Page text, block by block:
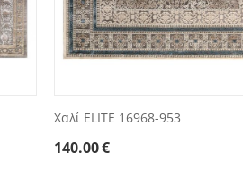
Χαλί ELITE 16968-953
140.00€